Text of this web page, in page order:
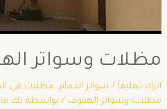
مظلات وسواتر
اترك تعليقاً / سواتر الدمام, مظلات في
مظلات وسواتر الهفوف / بواسطة تك